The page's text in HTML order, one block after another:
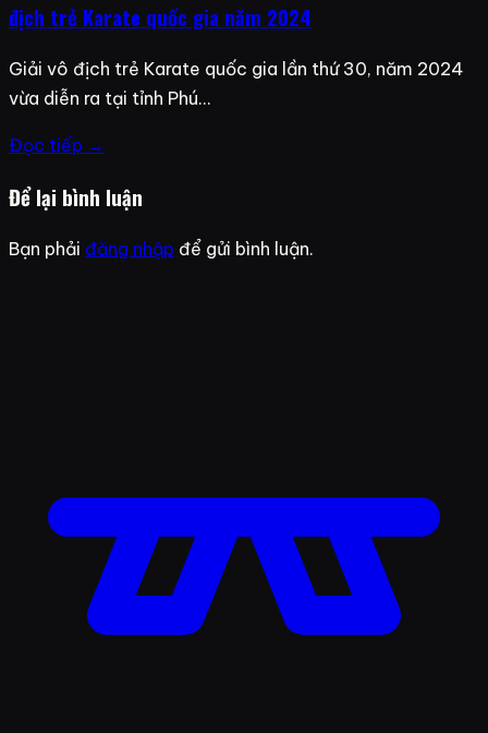
địch trẻ Karate quốc gia năm 2024
Giải vô địch trẻ Karate quốc gia lần thứ 30, năm 2024
vừa diễn ra tại tỉnh Phú…
Đọc tiếp →
Để lại bình luận
Bạn phải đăng nhập để gửi bình luận.